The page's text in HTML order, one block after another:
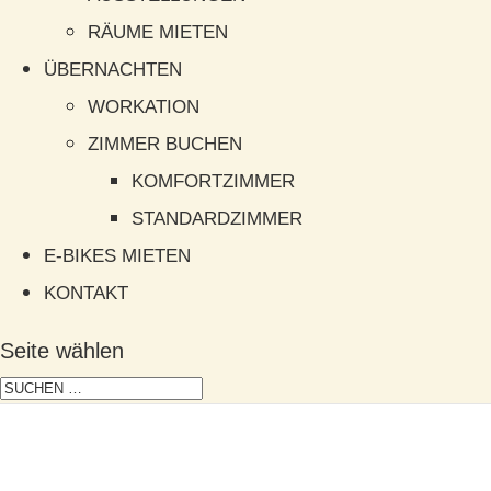
RÄUME MIETEN
ÜBERNACHTEN
WORKATION
ZIMMER BUCHEN
KOMFORTZIMMER
STANDARDZIMMER
E-BIKES MIETEN
KONTAKT
Seite wählen